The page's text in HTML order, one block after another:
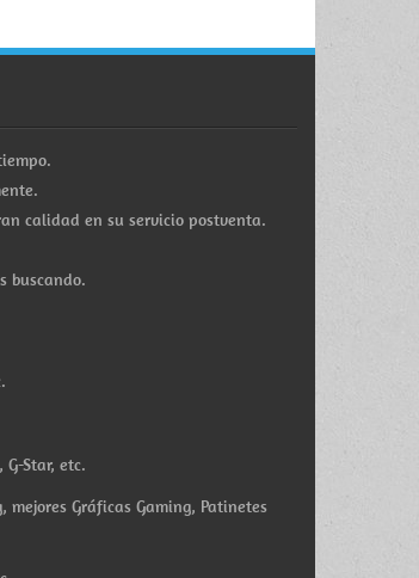
calidad en su servicio postventa.
buscando.
Star, etc.
mejores Gráficas Gaming, Patinetes